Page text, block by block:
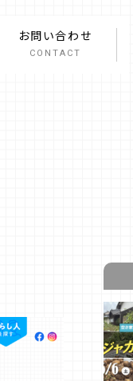
お問い合わせ
CONTACT